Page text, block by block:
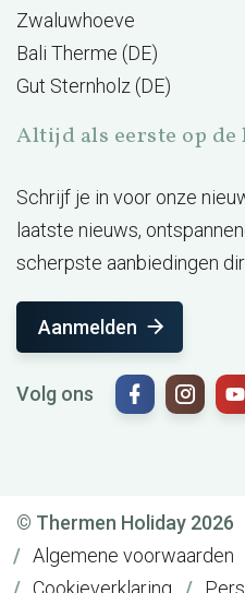
Zwaluwhoeve
Bali Therme (DE)
Gut Sternholz (DE)
Altijd als eerste op de
Schrijf je in voor onze
laatste nieuws,
scherpste aanbiedingen
Aanmelden
Volg ons
© Thermen Holiday 2026
Algemene voorwaarden
Cookieverklaring
Pers